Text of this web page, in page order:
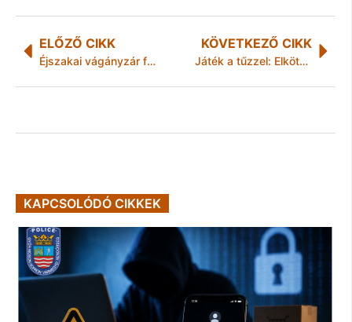
ELŐZŐ CIKK
Éjszakai vágányzár február 15-én
KÖVETKEZŐ CIKK
Játék a tűzzel: Elkötötte szülei négykerekűjét, majd balesetet okozott
KAPCSOLÓDÓ CIKKEK